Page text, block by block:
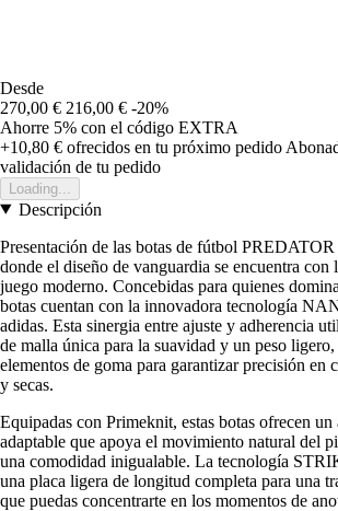
Desde
270,00 € 216,00 € -20%
Ahorre 5% con el código EXTRA
+10,80 € ofrecidos en tu próximo pedido
validación de tu pedido
Loading...
Descripción
Presentación de las botas de fútbol
donde el diseño de vanguardia se encuentra con
juego moderno. Concebidas para quienes
botas cuentan con la innovadora tecnología
adidas. Esta sinergia entre ajuste y adherencia
de malla única para la suavidad y un peso
elementos de goma para garantizar precisión en
y secas.
Equipadas con Primeknit, estas botas ofrecen
adaptable que apoya el movimiento natural del
una comodidad inigualable. La tecnología
una placa ligera de longitud completa para una
que puedas concentrarte en los momentos de